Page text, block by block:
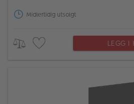
Midlertidig utsolgt
LEGG I